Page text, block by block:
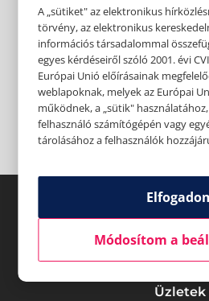
Üzletek
A „sütiket" az elektronikus
törvény, az elektronikus
információs társadalommal
egyes kérdéseiről szóló 2001. évi
Európai Unió előírásainak
weblapoknak, melyek az Európai
működnek, a „sütik"
felhasználó számítógépén vagy
tárolásához a felhasználók
Módosítom a